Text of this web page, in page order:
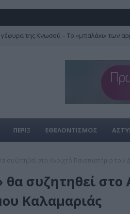
της Κνωσού – Το «μπαλάκι» των
ΠΕΡΙΞ ΕΘΕΛΟΝΤΙΣΜΟΣ
συζητηθεί στο
Καλαμαριάς